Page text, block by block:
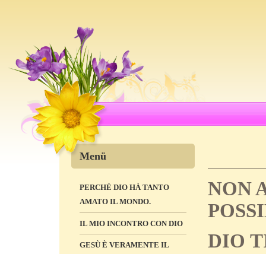
Menü
PERCHÈ DIO HÀ TANTO
AMATO IL MONDO.
IL MIO INCONTRO CON DIO
GESÙ È VERAMENTE IL
NON
DIO